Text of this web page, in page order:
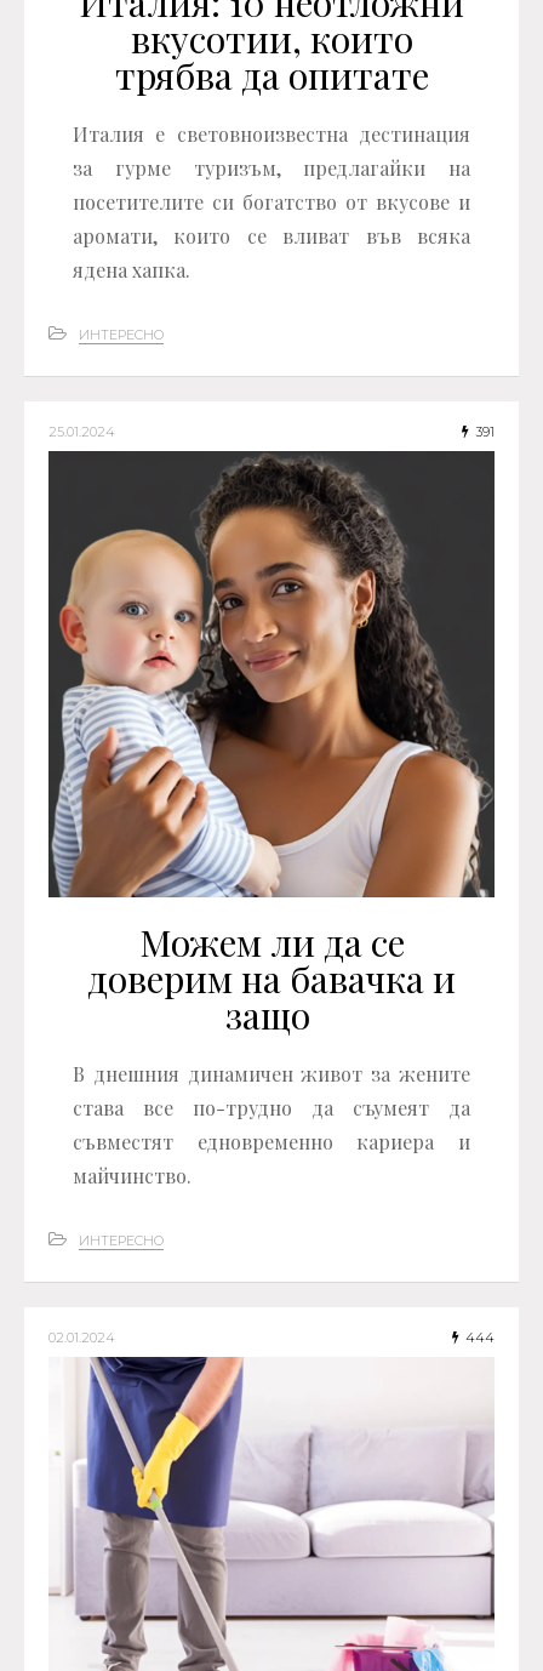
вкусотии, които
трябва да опитате
Италия е световноизвестна дестинация
за гурме туризъм, предлагайки на
посетителите си богатство от вкусове и
аромати, които се вливат във всяка
ядена хапка.
ИНТЕРЕСНО
25.01.2024 391
Можем ли да се
доверим на бавачка и
защо
В днешния динамичен живот за жените
става все по-трудно да съумеят да
съвместят едновременно кариера и
майчинство.
ИНТЕРЕСНО
02.01.2024 444